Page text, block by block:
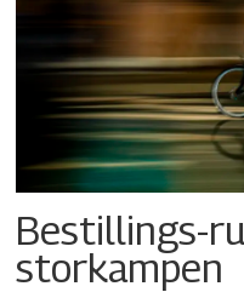
Bestillings-
storkampen